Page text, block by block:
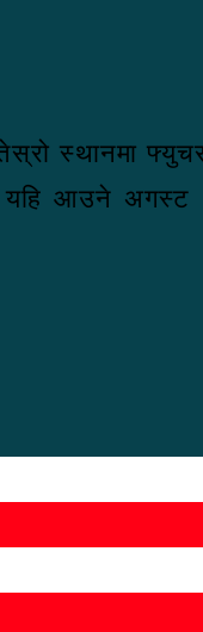
तेस्रो स्थानमा
यहि आउने